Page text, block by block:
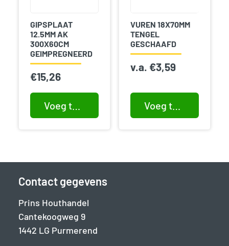
GIPSPLAAT
12.5MM AK
300X60CM
GEIMPREGNEERD
€15,26
Voeg toe aan winkelwagen
VUREN 18X70MM
TENGEL
GESCHAAFD
v.a. €3,59
Voeg toe aan winkelwagen
Contact gegevens
Prins Houthandel
Cantekoogweg 9
1442 LG Purmerend